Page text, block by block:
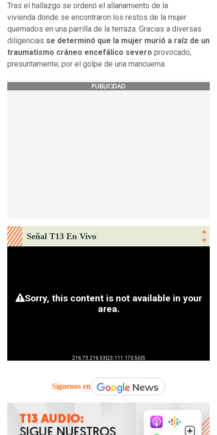
Tras el hallazgo se ordenó el allanamiento de la
vivienda donde se encontraron los restos de la mujer
quemados en una parrilla de la terraza. Gracias a diversas
diligencias se determinó que la mujer murió a raíz de un
traumatismo cráneo encefálico severo provocado,
presuntamente, por el golpe de una mancuerna.
PUBLICIDAD
Señal T13 En Vivo
Síguenos en